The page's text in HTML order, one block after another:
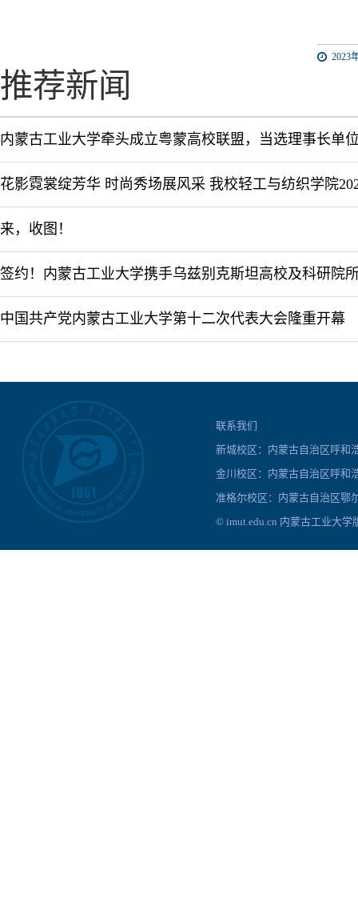
2023
推荐新闻
内蒙古工业大学牵头成立粤蒙高校联盟，当选理事长单
来，收图！
中国共产党内蒙古工业大学第十二次代表大会隆重开幕
联系我们
新城校区：内蒙古自治区呼
金川校区：内蒙古自治区呼
准格尔校区：内蒙古自治区
© imut.edu.cn 内蒙古工业大